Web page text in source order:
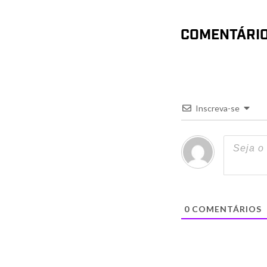
Inscreva-se
0COMENTÁRIOS